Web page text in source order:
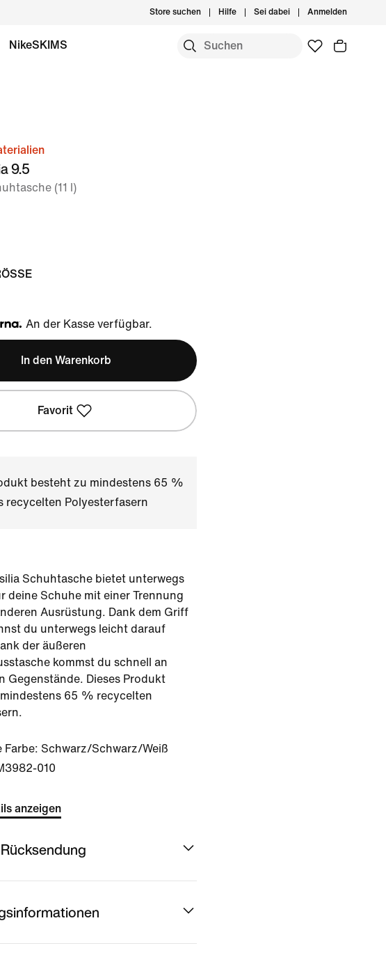
Store suchen Hilfe Sei dabei Anmelden
NikeSKIMS
9.5
(11 l)
Klarna
An der Kasse verfügbar.
In den Warenkorb
Favorit
besteht zu mindestens 65 %
recycelten Polyesterfasern
Schuhtasche bietet unterwegs
deine Schuhe mit einer Trennung
Ausrüstung. Dank dem Griff
du unterwegs leicht darauf
der äußeren
kommst du schnell an
Gegenstände. Dieses Produkt
65 % recycelten
Farbe: Schwarz/Schwarz/Weiß
010
anzeigen